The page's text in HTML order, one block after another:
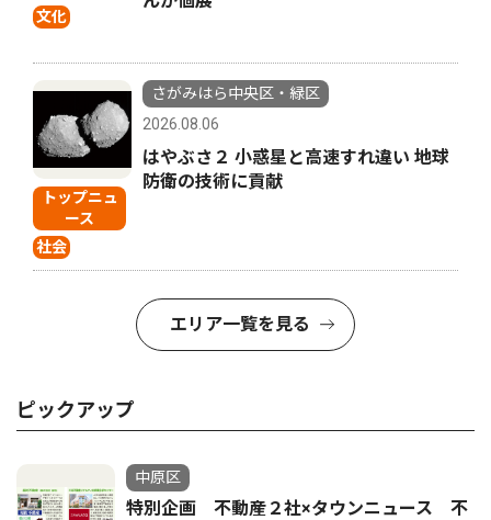
文化
トップニュ
ース
社会
さがみはら中央区・緑区
2026.08.06
はやぶさ２ 小惑星と高速すれ違い 地球
防衛の技術に貢献
エリア一覧を見る
ピックアップ
中原区
特別企画 不動産２社×タウンニュース 不